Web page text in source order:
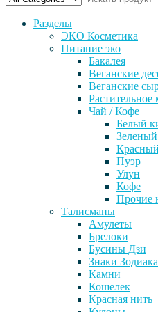
Разделы
ЭКО Косметика
Питание эко
Бакалея
Веганские
Веганские
Растительное
Чай / Кофе
Белый
Пуэр
Улун
Кофе
Прочие
Талисманы
Амулеты
Брелоки
Бусины Дзи
Знаки Зодиака
Камни
Кошелек
Красная нить